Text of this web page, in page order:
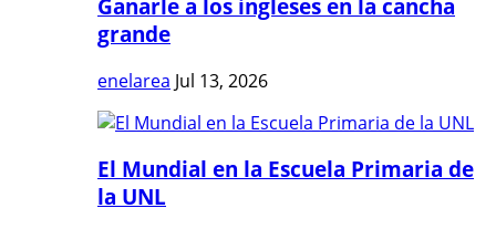
Ganarle a los ingleses en la cancha
grande
enelarea Jul 13, 2026
El Mundial en la Escuela Primaria de
la UNL